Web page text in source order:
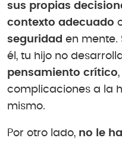
sus propias
contexto adecuado
seguridad en mente.
él, tu hijo no
pensamiento crítico
complicaciones a la
mismo.
Por otro lado, no le